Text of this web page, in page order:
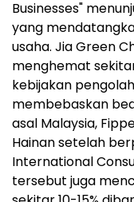
Businesses"
yang
usaha. Jia Green
menghemat
kebijakan
membebaskan
asal Malaysia,
Hainan setelah
International
tersebut juga